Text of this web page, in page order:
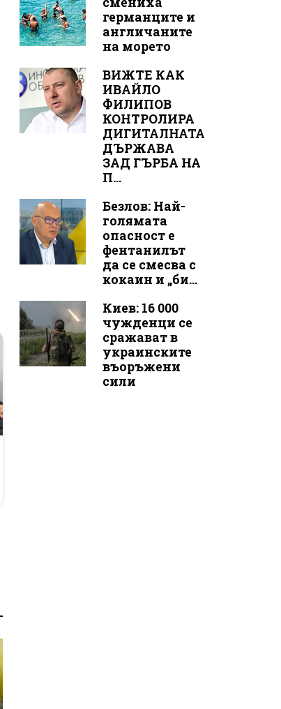
германците и
англичаните
на морето
ВИЖТЕ КАК
ИВАЙЛО
ФИЛИПОВ
КОНТРОЛИРА
ДИГИТАЛНАТА
ДЪРЖАВА
ЗАД ГЪРБА НА
П...
Безлов: Най-
голямата
опасност е
фентанилът
да се смесва с
кокаин и „би...
Киев: 16 000
чужденци се
сражават в
украинските
въоръжени
сили